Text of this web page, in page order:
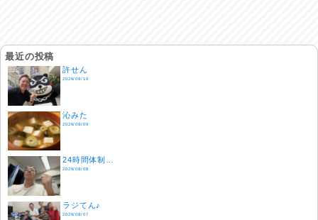
最近の投稿
許せん
2026/08/10
沁みた
2026/08/09
24時間体制…
2026/08/08
ラジてん♪
2026/08/07